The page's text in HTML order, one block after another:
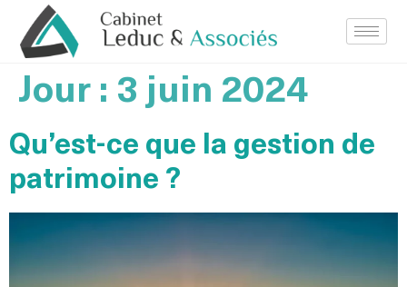
Jour : 3 juin 2024
Qu’est-ce que la gestion de
patrimoine ?